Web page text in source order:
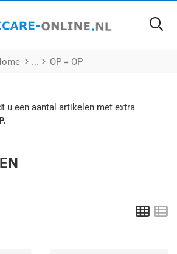
OP = OP
u een aantal artikelen met extra
Grid